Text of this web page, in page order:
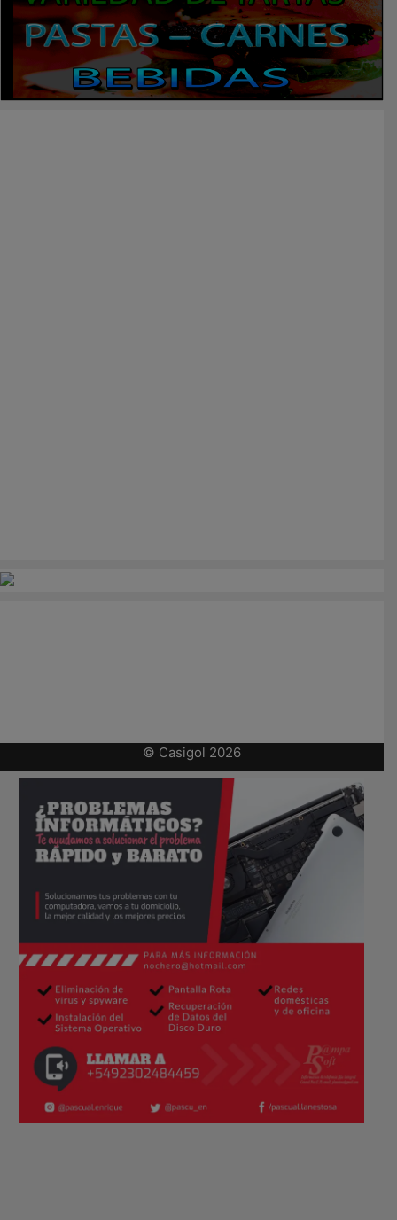
© Casigol 2026